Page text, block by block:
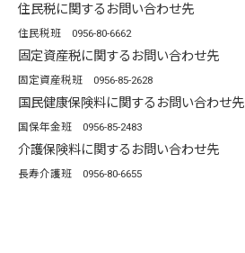
住民税に関するお問い合わせ先
住民税班 0956-80-6662
固定資産税に関するお問い合わせ先
固定資産税班 0956-85-2628
国民健康保険料に関するお問い合わせ先
国保年金班 0956-85-2483
介護保険料に関するお問い合わせ先
長寿介護班 0956-80-6655